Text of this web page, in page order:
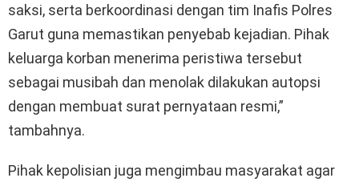
saksi, serta berkoordinasi dengan tim Inafis Polres
Garut guna memastikan penyebab kejadian. Pihak
keluarga korban menerima peristiwa tersebut
sebagai musibah dan menolak dilakukan autopsi
dengan membuat surat pernyataan resmi,”
tambahnya.
Pihak kepolisian juga mengimbau masyarakat agar